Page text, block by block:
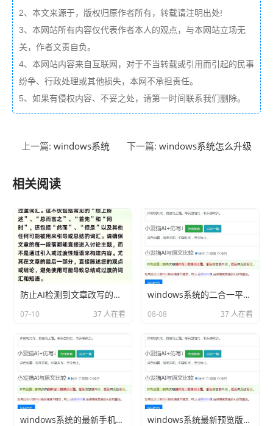
2、本文来源于，版权归原作者所有，转载请注明出处!
3、本网站所有内容仅代表作者本人的观点，与本网站立场无
关，作者文责自负。
4、本网站内容来自互联网，对于不当转载或引用而引起的民事
纷争、行政处理或其他损失，本网不承担责任。
5、如果有侵权内容、不妥之处，请第一时间联系我们删除。
上一篇: windows系统 下一篇: windows系统怎么升级
相关阅读
防止AI检测到文章改写的技巧
07-10 37 人在看
windows系统的二合一平板有哪些分享相关内容2026
08-08 37 人在看
windows系统的最新手机分享相关内容2026 windows系统最新预览版分享相关内容2026